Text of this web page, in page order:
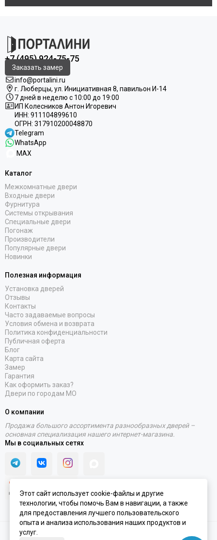
+7 (495) 924-75-75
Заказать замер
info@portalini.ru
г. Люберцы, ул. Инициативная 8, павильон И-14
7 дней в неделю с 10:00 до 19:00
ИП Колесников Антон Игоревич
ИНН: 911104899610
ОГРН: 317910200048870
Telegram
WhatsApp
MAX
Каталог
Межкомнатные двери
Входные двери
Фурнитура
Системы открывания
Специальные двери
Погонаж
Производители
Популярные двери
Новинки
Полезная информация
Установка дверей
Отзывы
Контакты
Часто задаваемые вопросы
Условия обмена и возврата
Политика конфиденциальности
Публичная оферта
Блог
Карта сайта
Замер
Гарантия
Как оформить заказ?
Двери по городам МО
О компании
Продажа большого ассортимента разнообразных дверей –
основная специализация нашего интернет-магазина.
Мы в социальных сетях
2020 - 2026 © Интернет-магазин PORTALINI | ИП Колесников Антон
Этот сайт использует cookie-файлы и другие
технологии, чтобы помочь Вам в навигации, а также
для предоставления лучшего пользовательского
опыта и анализа использования наших продуктов и
услуг.